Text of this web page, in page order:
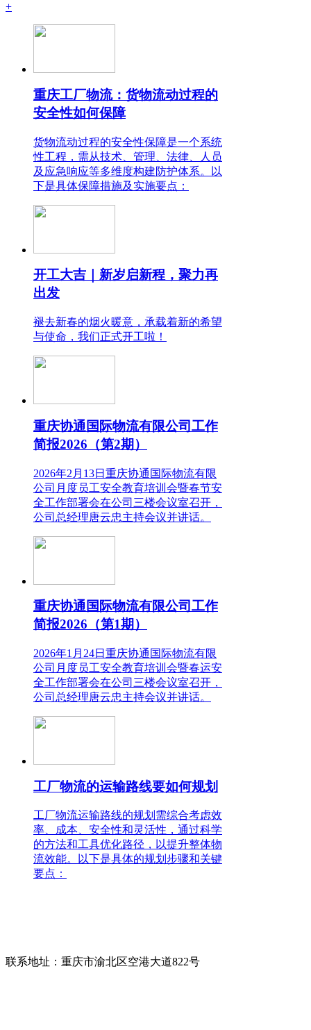
+
重庆工厂物流：货物流动过程的
安全性如何保障
货物流动过程的安全性保障是一个系统
性工程，需从技术、管理、法律、人员
及应急响应等多维度构建防护体系。以
下是具体保障措施及实施要点：
开工大吉｜新岁启新程，聚力再
出发
褪去新春的烟火暖意，承载着新的希望
与使命，我们正式开工啦！
重庆协通国际物流有限公司工作
简报2026（第2期）
2026年2月13日重庆协通国际物流有限
公司月度员工安全教育培训会暨春节安
全工作部署会在公司三楼会议室召开，
公司总经理唐云忠主持会议并讲话。
重庆协通国际物流有限公司工作
简报2026（第1期）
2026年1月24日重庆协通国际物流有限
公司月度员工安全教育培训会暨春运安
全工作部署会在公司三楼会议室召开，
公司总经理唐云忠主持会议并讲话。
工厂物流的运输路线要如何规划
工厂物流运输路线的规划需综合考虑效
率、成本、安全性和灵活性，通过科学
的方法和工具优化路径，以提升整体物
流效能。以下是具体的规划步骤和关键
要点：
联系地址： 重庆市渝北区空港大道822号